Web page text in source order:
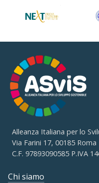
Alleanza Italiana per lo
Via Farini 17, 00185 Roma
C.F. 97893090585 P.IVA
Chi siamo